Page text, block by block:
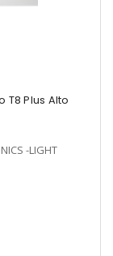
Plus Alto
-LIGHT